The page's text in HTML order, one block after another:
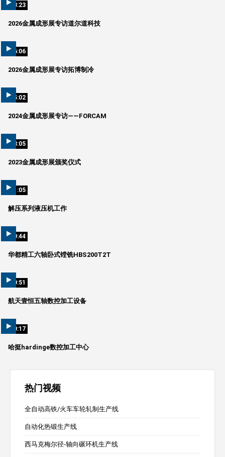
03:23
2026金属成形展专访道尔道科技
06:06
2026金属成形展专访拓博制冷
05:02
2024金属成形展专访——FORCAM
58:05
2023金属成形展颁奖仪式
01:05
解压系列液压机工作
00:44
华都精工六轴卧式镗铣HBS200T2T
00:51
航天壹恒五轴数控加工设备
00:17
哈挺hardinge数控加工中心
热门视频
全自动高铁/火车车轮轧制生产线
自动化热锻生产线
西马克梅尔径-轴向碾环机生产线